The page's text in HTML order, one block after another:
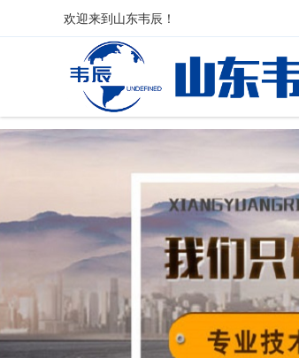
欢迎来到 山东韦辰 ！